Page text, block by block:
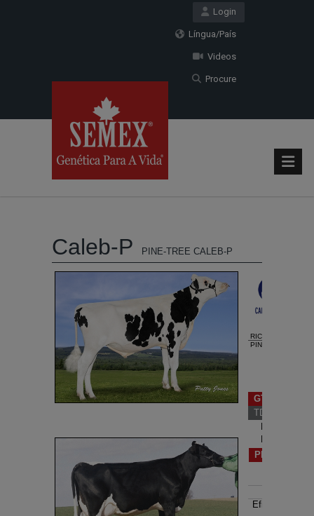
Login
Língua/País
Videos
Procure